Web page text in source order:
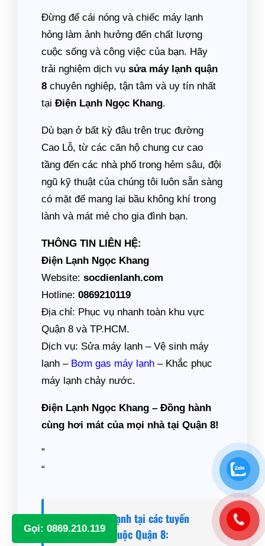
Gọi: 0869.210.119
Đừng để cái nóng và chiếc máy lạnh
hỏng làm ảnh hưởng đến chất lượng
cuộc sống và công việc của bạn. Hãy
trải nghiệm dịch vụ sửa máy lạnh quận
8 chuyên nghiệp, tận tâm và uy tín nhất
tại Điện Lạnh Ngọc Khang.
Dù bạn ở bất kỳ đâu trên trục đường
Cao Lỗ, từ các căn hộ chung cư cao
tầng đến các nhà phố trong hẻm sâu, đội
ngũ kỹ thuật của chúng tôi luôn sẵn sàng
có mặt để mang lại bầu không khí trong
lành và mát mẻ cho gia đình bạn.
THÔNG TIN LIÊN HỆ:
Điện Lạnh Ngọc Khang
Website: socdienlanh.com
Hotline: 0869210119
Địa chỉ: Phục vụ nhanh toàn khu vực
Quận 8 và TP.HCM.
Dịch vụ: Sửa máy lạnh – Vệ sinh máy
lạnh – Bơm gas máy lạnh – Khắc phục
máy lạnh chảy nước.
Điện Lạnh Ngọc Khang – Đồng hành
cùng hơi mát của mọi nhà tại Quận 8!
”
“
Dịch vụ Máy Lạnh tại các tuyến
đường khác thuộc Quận 8: